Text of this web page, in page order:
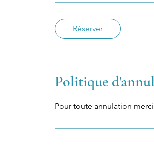
Réserver
Politique
Pour toute annulation